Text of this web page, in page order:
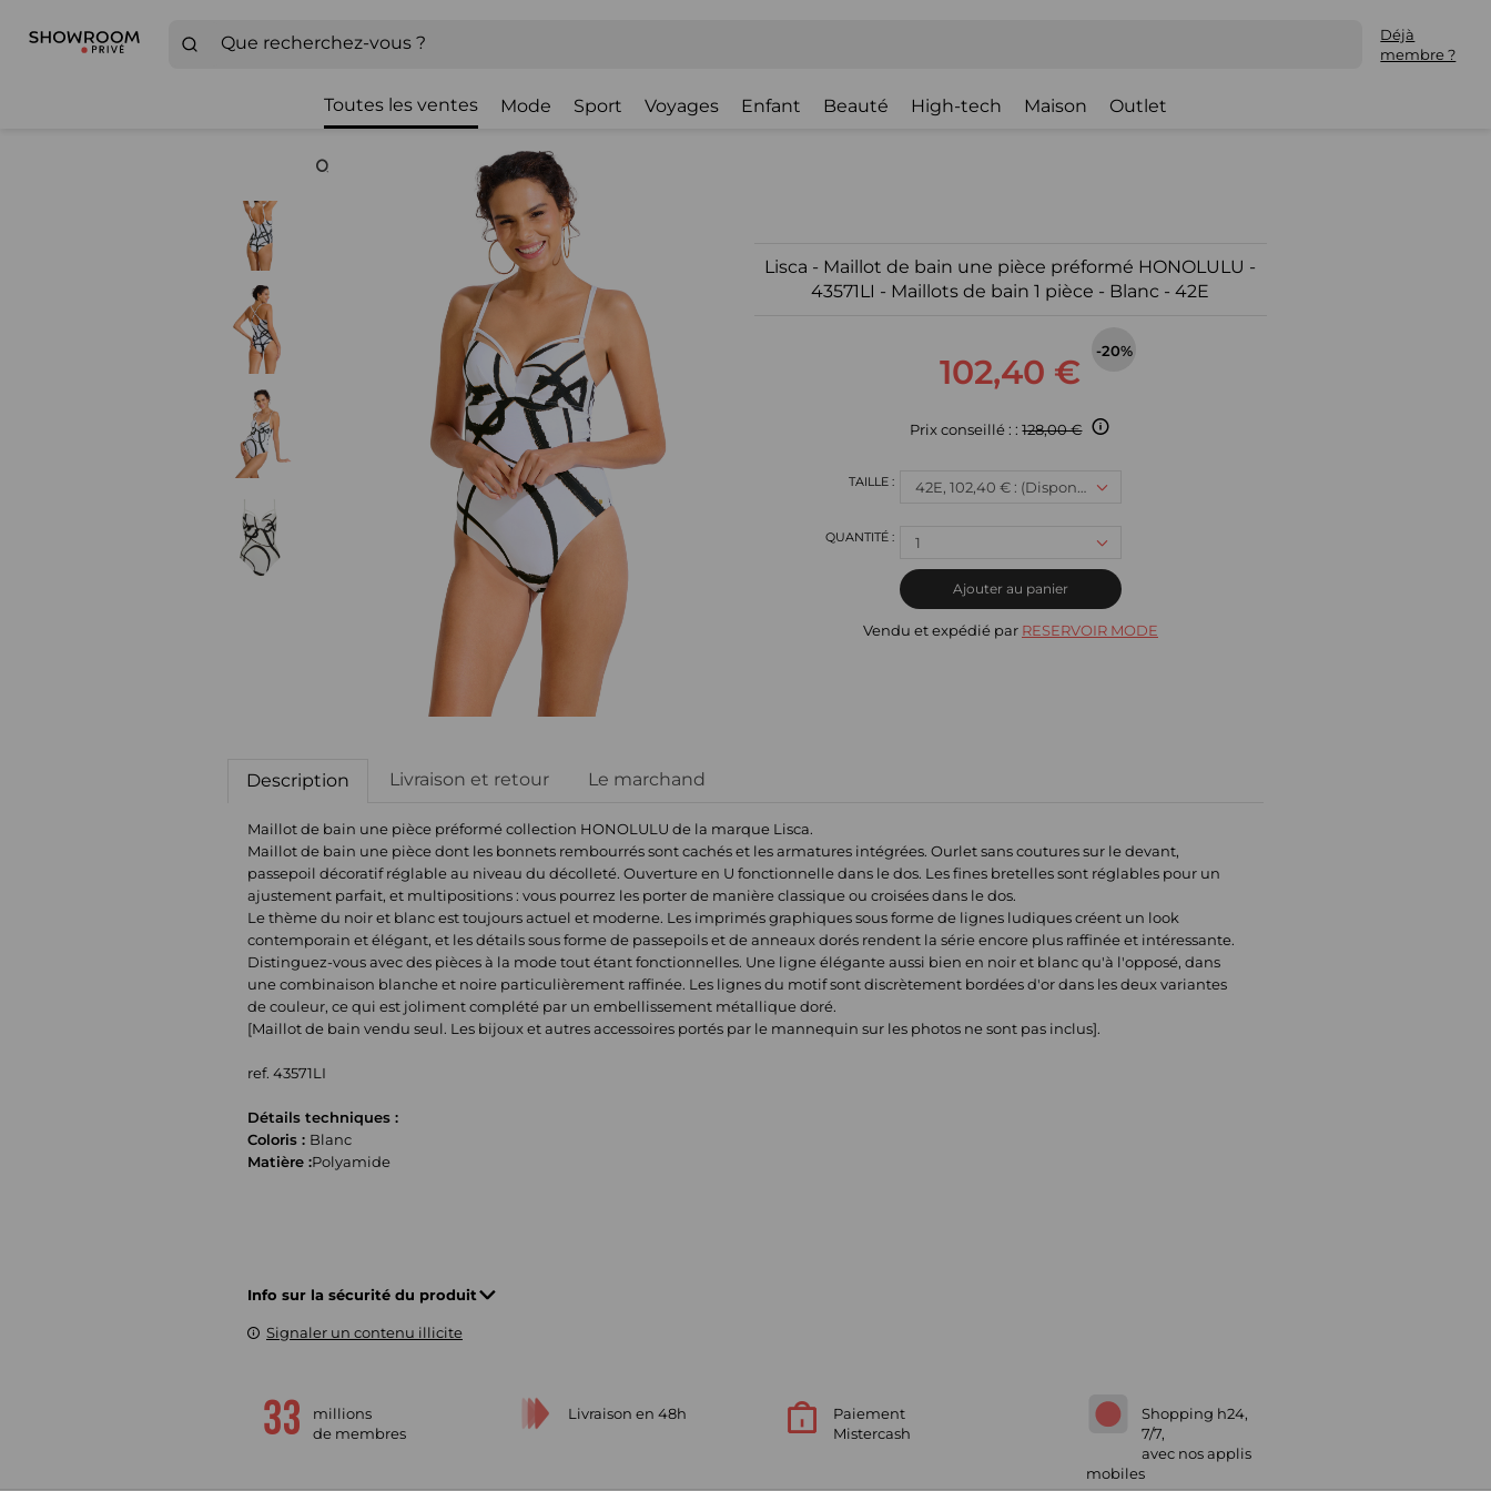
Déjà
membre ?
Toutes les ventes Mode Sport Voyages Enfant Beauté High-tech Maison Outlet
Lisca - Maillot de bain une pièce préformé HONOLULU -
43571LI - Maillots de bain 1 pièce - Blanc - 42E
102,40 €
-20%
Prix conseillé : :128,00 €
42E, 102,40 € : (Disponible)
1
Ajouter au panier
Vendu et expédié par RESERVOIR MODE
Description Livraison et retour Le marchand
Maillot de bain une pièce préformé collection HONOLULU de la marque Lisca.
Maillot de bain une pièce dont les bonnets rembourrés sont cachés et les armatures intégrées. Ourlet sans coutures sur le devant,
passepoil décoratif réglable au niveau du décolleté. Ouverture en U fonctionnelle dans le dos. Les fines bretelles sont réglables pour un
ajustement parfait, et multipositions : vous pourrez les porter de manière classique ou croisées dans le dos.
Le thème du noir et blanc est toujours actuel et moderne. Les imprimés graphiques sous forme de lignes ludiques créent un look
contemporain et élégant, et les détails sous forme de passepoils et de anneaux dorés rendent la série encore plus raffinée et intéressante.
Distinguez-vous avec des pièces à la mode tout étant fonctionnelles. Une ligne élégante aussi bien en noir et blanc qu'à l'opposé, dans
une combinaison blanche et noire particulièrement raffinée. Les lignes du motif sont discrètement bordées d'or dans les deux variantes
de couleur, ce qui est joliment complété par un embellissement métallique doré.
[Maillot de bain vendu seul. Les bijoux et autres accessoires portés par le mannequin sur les photos ne sont pas inclus].
ref. 43571LI
Détails techniques :
Coloris : Blanc
Matière :Polyamide
Info sur la sécurité du produit
Signaler un contenu illicite
millions
de membres
Livraison en 48h
Paiement
Mistercash
Shopping h24,
7/7,
avec nos applis
mobiles